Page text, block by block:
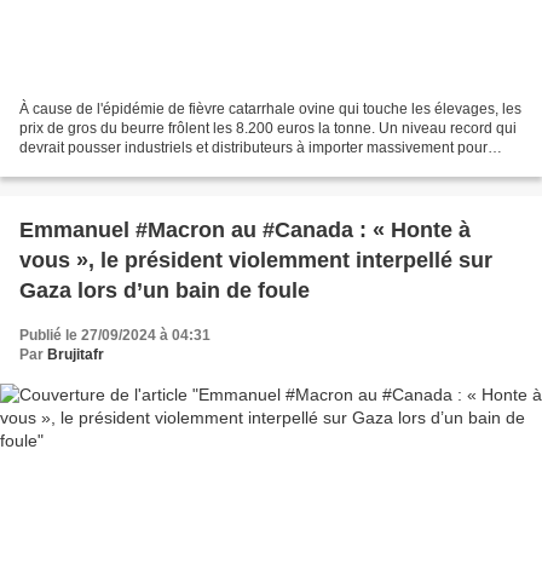
À cause de l'épidémie de fièvre catarrhale ovine qui touche les élevages, les
prix de gros du beurre frôlent les 8.200 euros la tonne. Un niveau record qui
devrait pousser industriels et distributeurs à importer massivement pour
Emmanuel #Macron au #Canada : « Honte à
vous », le président violemment interpellé sur
Gaza lors d’un bain de foule
Publié le 27/09/2024 à 04:31
Par Brujitafr